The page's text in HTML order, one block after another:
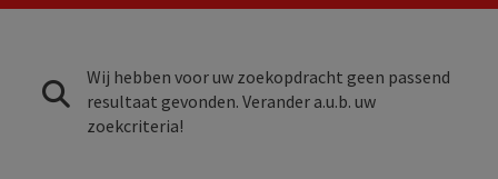
Wij hebben voor uw zoekopdracht geen passend
resultaat gevonden. Verander a.u.b. uw
zoekcriteria!